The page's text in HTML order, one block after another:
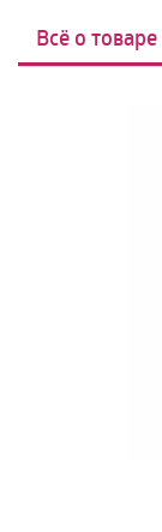
Всё о товаре